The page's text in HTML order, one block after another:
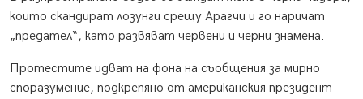
които скандират лозунги срещу Арагчи и го наричат
„предател“, като развяват червени и черни знамена.
Протестите идват на фона на съобщения за мирно
споразумение, подкрепяно от американския президент